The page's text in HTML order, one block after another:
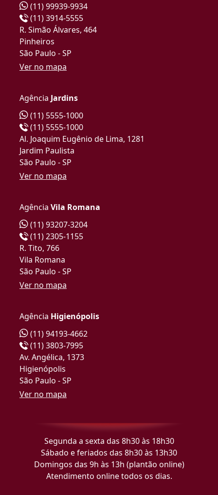
(11) 99939-9934
(11) 3914-5555
R. Simão Álvares, 464
Pinheiros
São Paulo - SP
Ver no mapa
Agência Jardins
(11) 5555-1000
(11) 5555-1000
Al. Joaquim Eugênio de Lima, 1281
Jardim Paulista
São Paulo - SP
Ver no mapa
Agência Vila Romana
(11) 93207-3204
(11) 2305-1155
R. Tito, 766
Vila Romana
São Paulo - SP
Ver no mapa
Agência Higienópolis
(11) 94193-4662
(11) 3803-7995
Av. Angélica, 1373
Higienópolis
São Paulo - SP
Ver no mapa
Segunda a sexta das 8h30 às 18h30
Sábado e feriados das 8h30 às 13h30
Domingos das 9h às 13h (plantão online)
Atendimento online todos os dias.